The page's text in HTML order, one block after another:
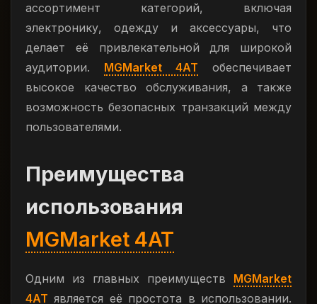
ассортимент категорий, включая
электронику, одежду и аксессуары, что
делает её привлекательной для широкой
аудитории. MGMarket 4AT обеспечивает
высокое качество обслуживания, а также
возможность безопасных транзакций между
пользователями.
Преимущества
использования
MGMarket 4AT
Одним из главных преимуществ MGMarket
4AT является её простота в использовании.